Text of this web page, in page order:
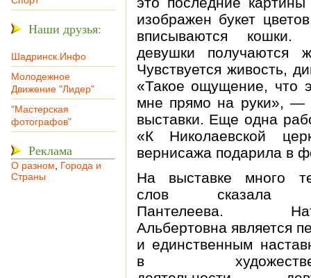
Наши друзья:
Шадринск.Инфо
Молодежное
Движение "Лидер"
"Мастерская
фотографов"
Реклама
О разном
Города и
Страны
изображен букет
вписываются кошки.
девушки получаются
Чувствуется живость,
«Такое ощущение, что
мне прямо на руки», —
выставки. Еще одна
«К Николаевской
вернисажа подарила в
На выставке много
слов сказала
Пантелеева.
Альбертовна является
и единственным
в